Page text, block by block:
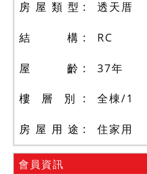
房 屋 類 型 透天厝
結 構 RC
屋 齡 37年
樓 層 別 全棟/1
房 屋 用 途 住家用
會員資訊